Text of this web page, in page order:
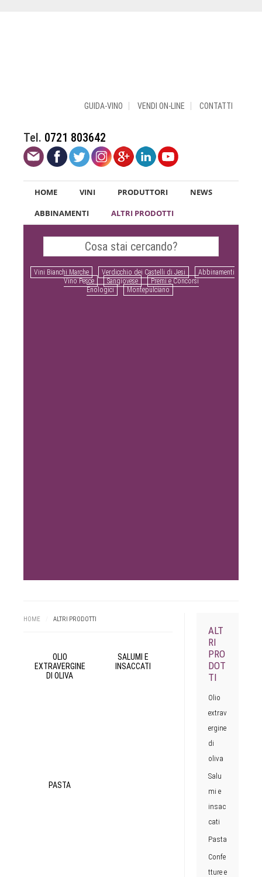
GUIDA-VINO VENDI ON-LINE CONTATTI
Tel. 0721 803642
HOME VINI PRODUTTORI
NEWS
ABBINAMENTI
ALTRI PRODOTTI
Vini Bianchi Marche Verdicchio dei Castelli di Jesi
Abbinamenti
Vino Pesce
Sangiovese
Premi e Concorsi
Enologici
Montepulciano
HOME ALTRI PRODOTTI
OLIO
EXTRAVERGINE
DI OLIVA
SALUMI E
INSACCATI
PASTA
ALT
RI
PRO
DOT
TI
Olio
extrav
ergine
di
oliva
Salu
mi e
insac
cati
Pasta
Confe
tture e